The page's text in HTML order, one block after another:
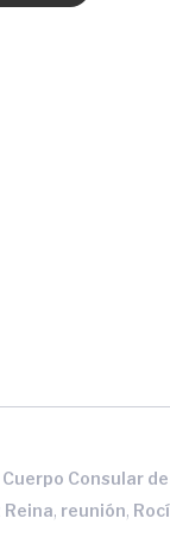
Consular
, reunión,